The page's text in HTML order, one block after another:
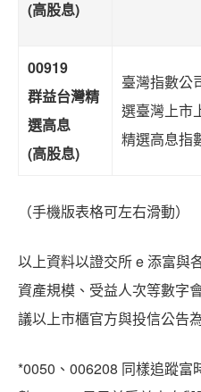
(高股息)
00919
群益台灣精
選高息
(高股息)
臺灣指數公
選臺灣上市
精選高息指
（手機版表格可左右滑動）
以上資料以證交所 e 添富與
資產規模、受益人次等數字
議以上市櫃官方與投信公告
*0050、006208 同樣追蹤富